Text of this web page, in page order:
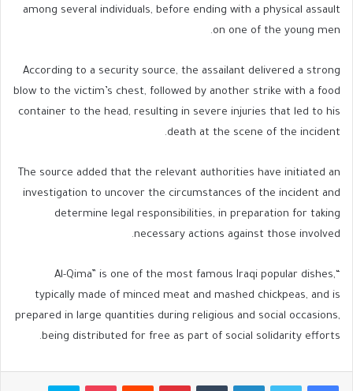
among several individuals, before ending with a physical assault
on one of the young men.
According to a security source, the assailant delivered a strong
blow to the victim’s chest, followed by another strike with a food
container to the head, resulting in severe injuries that led to his
death at the scene of the incident.
The source added that the relevant authorities have initiated an
investigation to uncover the circumstances of the incident and
determine legal responsibilities, in preparation for taking
necessary actions against those involved.
“Al-Qima” is one of the most famous Iraqi popular dishes,
typically made of minced meat and mashed chickpeas, and is
prepared in large quantities during religious and social occasions,
being distributed for free as part of social solidarity efforts.
فيسبوكتويتر لينكدإن بينتيريست بوكيت سكايب